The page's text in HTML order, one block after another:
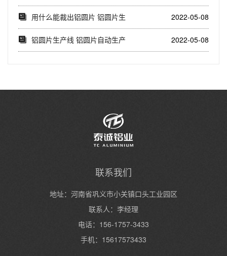
用什么能裁出铝圆片 铝圆片生
产视频
2022-05-08
铝圆片生产线 铝圆片自动生产
2022-05-08
联系我们
地址：河南省巩义市小关镇口头工业园区
联系人：李经理
电话：156-1757-3433
手机：15617573433